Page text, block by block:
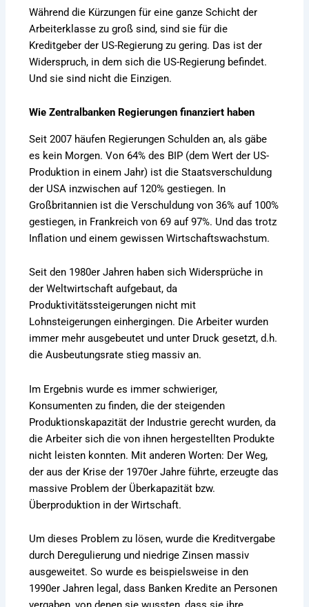
Während die Kürzungen für eine ganze Schicht der
Arbeiterklasse zu groß sind, sind sie für die
Kreditgeber der US-Regierung zu gering. Das ist der
Widerspruch, in dem sich die US-Regierung befindet.
Und sie sind nicht die Einzigen.
Wie Zentralbanken Regierungen finanziert haben
Seit 2007 häufen Regierungen Schulden an, als gäbe
es kein Morgen. Von 64% des BIP (dem Wert der US-
Produktion in einem Jahr) ist die Staatsverschuldung
der USA inzwischen auf 120% gestiegen. In
Großbritannien ist die Verschuldung von 36% auf 100%
gestiegen, in Frankreich von 69 auf 97%. Und das trotz
Inflation und einem gewissen Wirtschaftswachstum.
Seit den 1980er Jahren haben sich Widersprüche in
der Weltwirtschaft aufgebaut, da
Produktivitätssteigerungen nicht mit
Lohnsteigerungen einhergingen. Die Arbeiter wurden
immer mehr ausgebeutet und unter Druck gesetzt, d.h.
die Ausbeutungsrate stieg massiv an.
Im Ergebnis wurde es immer schwieriger,
Konsumenten zu finden, die der steigenden
Produktionskapazität der Industrie gerecht wurden, da
die Arbeiter sich die von ihnen hergestellten Produkte
nicht leisten konnten. Mit anderen Worten: Der Weg,
der aus der Krise der 1970er Jahre führte, erzeugte das
massive Problem der Überkapazität bzw.
Überproduktion in der Wirtschaft.
Um dieses Problem zu lösen, wurde die Kreditvergabe
durch Deregulierung und niedrige Zinsen massiv
ausgeweitet. So wurde es beispielsweise in den
1990er Jahren legal, dass Banken Kredite an Personen